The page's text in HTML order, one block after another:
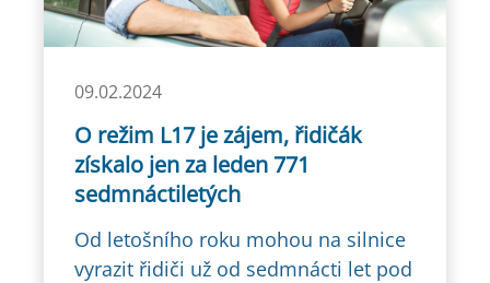
09.02.2024
O režim L17 je zájem, řidičák
získalo jen za leden 771
sedmnáctiletých
Od letošního roku mohou na silnice
vyrazit řidiči už od sedmnácti let pod